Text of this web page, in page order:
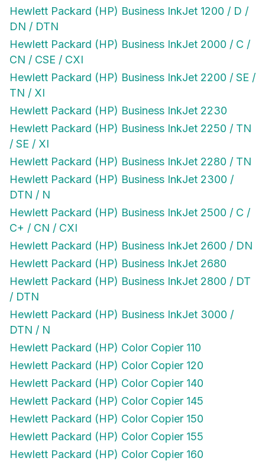
Hewlett Packard (HP) Business InkJet 1200 / D /
DN / DTN
Hewlett Packard (HP) Business InkJet 2000 / C /
CN / CSE / CXI
Hewlett Packard (HP) Business InkJet 2200 / SE /
TN / XI
Hewlett Packard (HP) Business InkJet 2230
Hewlett Packard (HP) Business InkJet 2250 / TN
/ SE / XI
Hewlett Packard (HP) Business InkJet 2280 / TN
Hewlett Packard (HP) Business InkJet 2300 /
DTN / N
Hewlett Packard (HP) Business InkJet 2500 / C /
C+ / CN / CXI
Hewlett Packard (HP) Business InkJet 2600 / DN
Hewlett Packard (HP) Business InkJet 2680
Hewlett Packard (HP) Business InkJet 2800 / DT
/ DTN
Hewlett Packard (HP) Business InkJet 3000 /
DTN / N
Hewlett Packard (HP) Color Copier 110
Hewlett Packard (HP) Color Copier 120
Hewlett Packard (HP) Color Copier 140
Hewlett Packard (HP) Color Copier 145
Hewlett Packard (HP) Color Copier 150
Hewlett Packard (HP) Color Copier 155
Hewlett Packard (HP) Color Copier 160